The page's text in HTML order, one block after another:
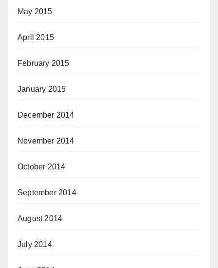
May 2015
April 2015
February 2015
January 2015
December 2014
November 2014
October 2014
September 2014
August 2014
July 2014